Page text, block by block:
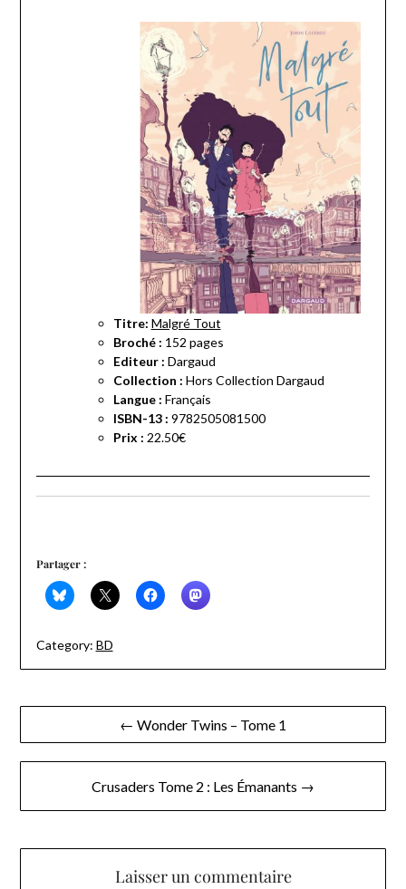
Titre: Malgré Tout
Broché : 152 pages
Editeur : Dargaud
Collection : Hors Collection Dargaud
Langue : Français
ISBN-13 : 9782505081500
Prix : 22.50€
Partager :
Category: BD
Navigation
de
← Wonder Twins – Tome 1
Crusaders Tome 2 : Les Émanants →
Laisser un commentaire